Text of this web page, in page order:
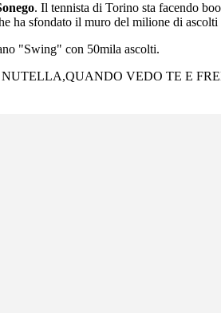
. Il tennista di Torino sta facendo
ha sfondato il muro del milione di
"Swing" con 50mila ascolti.
NUTELLA,QUANDO VEDO TE E